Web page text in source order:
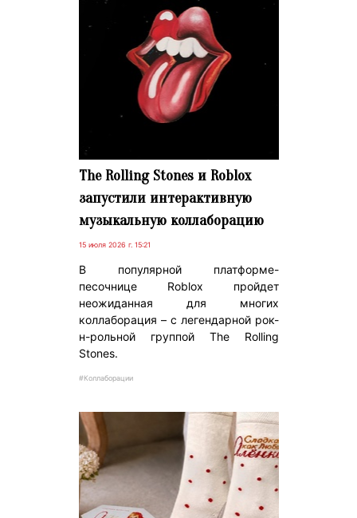
The Rolling Stones и Roblox
запустили интерактивную
музыкальную коллаборацию
15 июля 2026 г. 15:21
В популярной платформе-
песочнице Roblox пройдет
неожиданная для многих
коллаборация – с легендарной рок-
н-рольной группой The Rolling
Stones.
#Коллаборации